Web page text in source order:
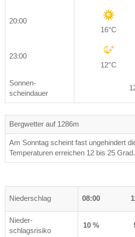
20:00
16°C
23:00
12°C
Sonnen-
scheindauer
Bergwetter auf 1286m
Am Sonntag scheint fast ungehindert
Temperaturen erreichen 12 bis 25 Grad.
Niederschlag
05:00 08:00
Nieder-
schlagsrisiko
10 %